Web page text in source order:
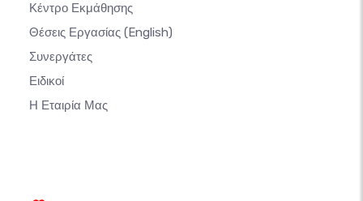
Κέντρο Εκμάθησης
Θέσεις Εργασίας (English)
Συνεργάτες
Ειδικοί
Η Εταιρία Μας